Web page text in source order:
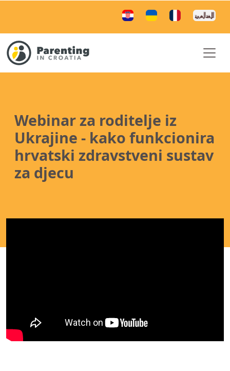
Webinar za roditelje iz
Ukrajine - kako funkcionira
hrvatski zdravstveni sustav
za djecu